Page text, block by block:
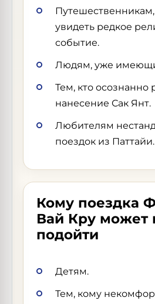
увидеть редкое
событие.
Людям, уже
Тем, кто осознанно
нанесение Сак Янт.
Любителям
поездок из Паттайи.
Кому поездка
Вай Кру может
подойти
Детям.
Тем, кому